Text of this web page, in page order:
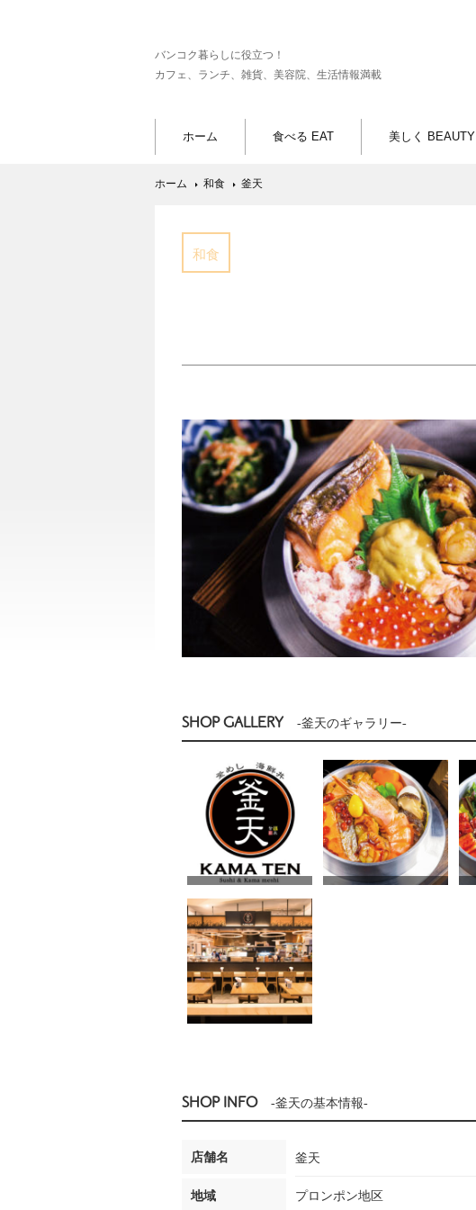
バンコク暮らしに役立つ！
カフェ、ランチ、雑貨、美容院、生活情報満載
ホーム 食べる EAT 美しく BEAUTY
ホーム 和食 釜天
和食
SHOP GALLERY -釜天のギャラリー-
SHOP INFO -釜天の基本情報-
店舗名 釜天
地域 プロンポン地区